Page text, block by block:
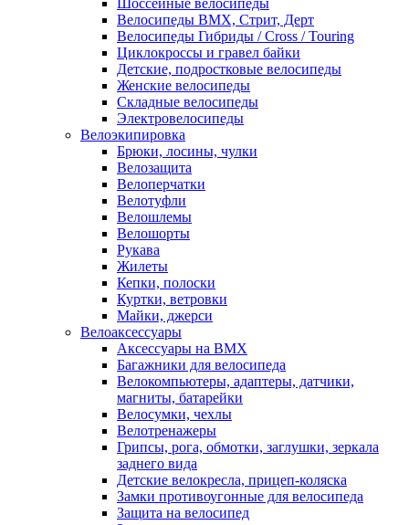
Шоссейные велосипеды
Велосипеды BMX, Стрит, Дерт
Велосипеды Гибриды / Cross / Touring
Циклокроссы и гравел байки
Детские, подростковые велосипеды
Женские велосипеды
Складные велосипеды
Электровелосипеды
Велоэкипировка
Брюки, лосины, чулки
Велозащита
Велоперчатки
Велотуфли
Велошлемы
Велошорты
Рукава
Жилеты
Кепки, полоски
Куртки, ветровки
Майки, джерси
Велоаксессуары
Аксессуары на BMX
Багажники для велосипеда
Велокомпьютеры, адаптеры, датчики,
магниты, батарейки
Велосумки, чехлы
Велотренажеры
Грипсы, рога, обмотки, заглушки, зеркала
заднего вида
Детские велокресла, прицеп-коляска
Замки противоугонные для велосипеда
Защита на велосипед